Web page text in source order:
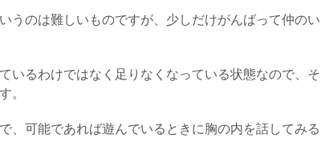
うのは難しいものですが、少しだけがんばって仲のい
いるわけではなく足りなくなっている状態なので、そ
。
、可能であれば遊んでいるときに胸の内を話してみる